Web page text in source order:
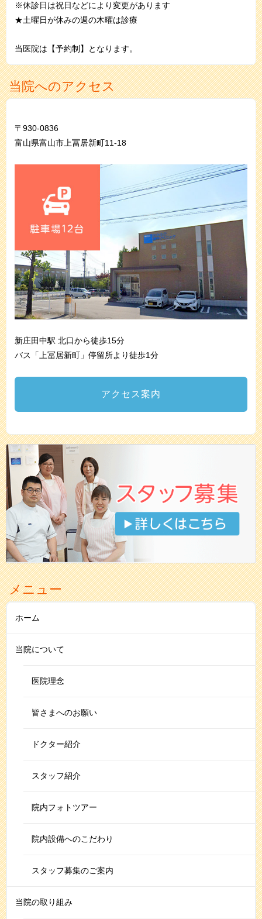
※休診日は祝日などにより変更があります
★土曜日が休みの週の木曜は診療
当医院は【予約制】となります。
当院へのアクセス
〒930-0836
富山県富山市上冨居新町11-18
新庄田中駅 北口から徒歩15分
バス「上冨居新町」停留所より徒歩1分
アクセス案内
メニュー
ホーム
当院について
医院理念
皆さまへのお願い
ドクター紹介
スタッフ紹介
院内フォトツアー
院内設備へのこだわり
スタッフ募集のご案内
当院の取り組み